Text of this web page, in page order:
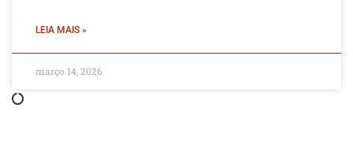
LEIA MAIS »
março 14, 2026